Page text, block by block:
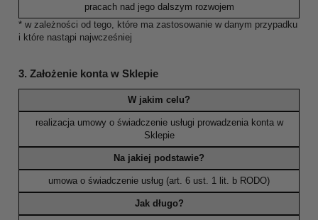
pracach nad jego dalszym rozwojem
* w zależności od tego, które ma zastosowanie w danym przypadku
i które nastąpi najwcześniej
3. Założenie konta w Sklepie
W jakim celu?
realizacja umowy o świadczenie usługi prowadzenia konta w
Sklepie
Na jakiej podstawie?
umowa o świadczenie usług (art. 6 ust. 1 lit. b RODO)
Jak długo?